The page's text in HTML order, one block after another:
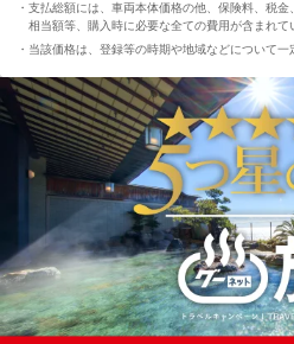
支払総額には、車両本体価格の他、保険料、税
相当額等、購入時に必要な全ての費用が含まれて
当該価格は、登録等の時期や地域などについて一